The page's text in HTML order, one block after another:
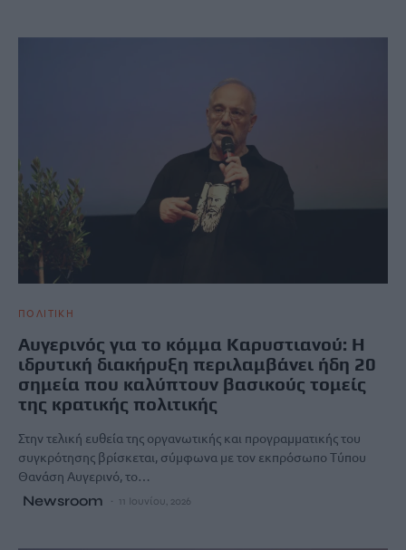
ΠΟΛΙΤΙΚΗ
Αυγερινός για το κόμμα Καρυστιανού: Η
ιδρυτική διακήρυξη περιλαμβάνει ήδη 20
σημεία που καλύπτουν βασικούς τομείς
της κρατικής πολιτικής
Στην τελική ευθεία της οργανωτικής και προγραμματικής του
συγκρότησης βρίσκεται, σύμφωνα με τον εκπρόσωπο Τύπου
Θανάση Αυγερινό, το…
Newsroom 11 Ιουνίου, 2026